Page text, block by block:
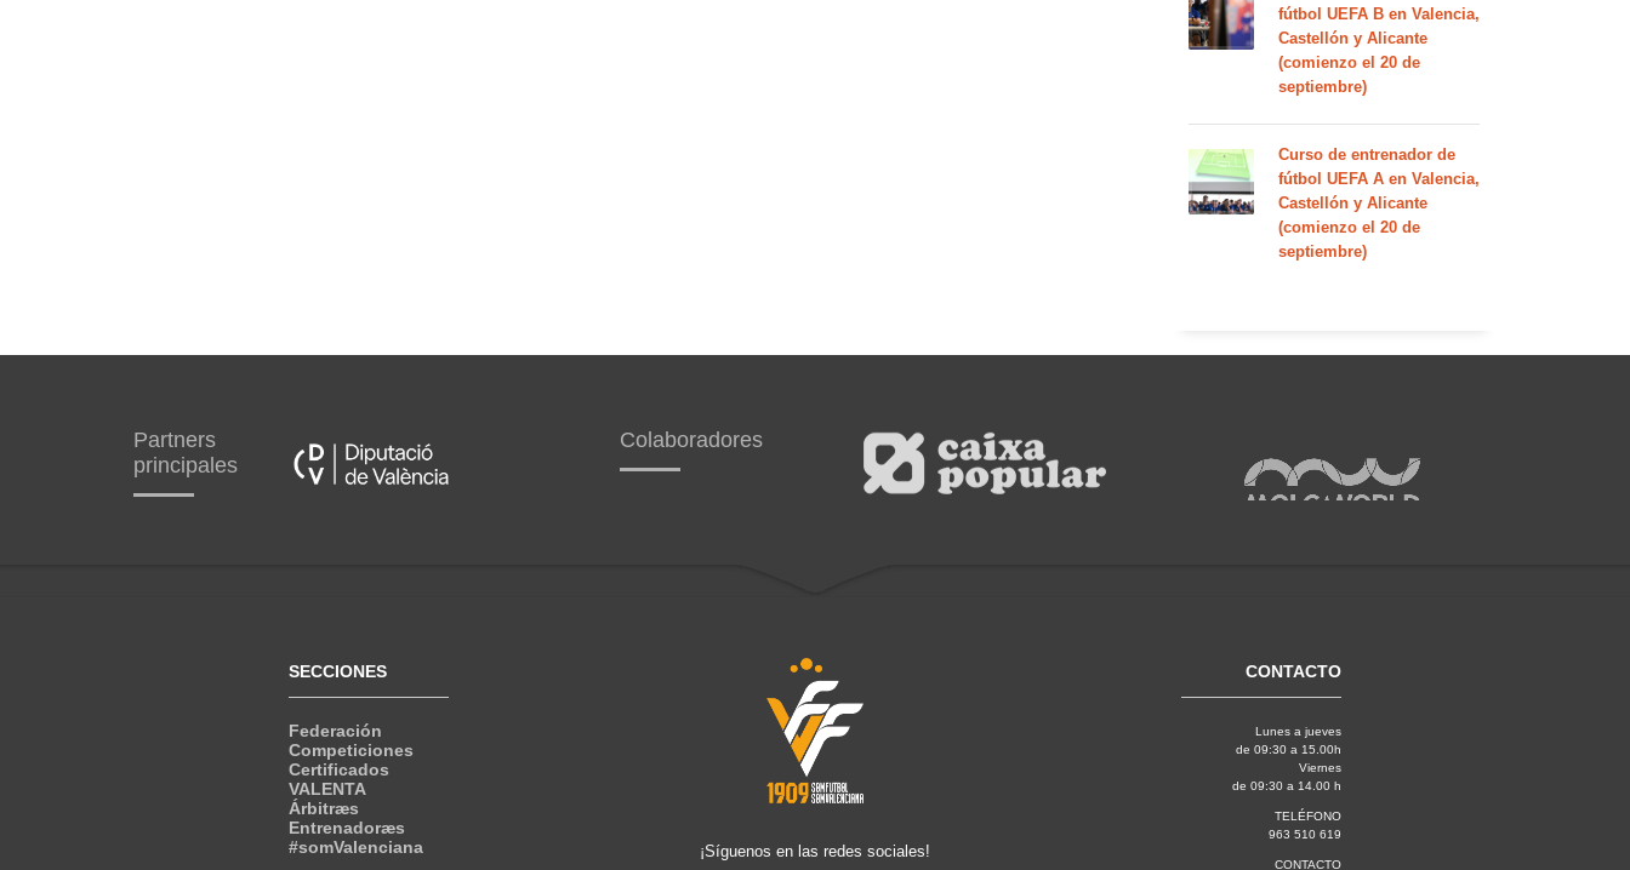
fútbol UEFA B en Valencia,
Castellón y Alicante
(comienzo el 20 de
septiembre)
Curso de entrenador de
fútbol UEFA A en Valencia,
Castellón y Alicante
(comienzo el 20 de
septiembre)
Partners
principales
Colaboradores
SECCIONES
Federación
Competiciones
Certificados
VALENTA
Árbitræs
Entrenadoræs
#somValenciana
¡Síguenos en las redes sociales!
CONTACTO
Lunes a jueves
de 09:30 a 15.00h
Viernes
de 09:30 a 14.00 h
TELÉFONO
963 510 619
CONTACTO